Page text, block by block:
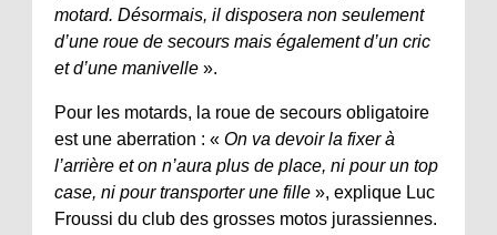
motard. Désormais, il disposera non seulement
d’une roue de secours mais également d’un cric
et d’une manivelle ».
Pour les motards, la roue de secours obligatoire
est une aberration : « On va devoir la fixer à
l’arrière et on n’aura plus de place, ni pour un top
case, ni pour transporter une fille », explique Luc
Froussi du club des grosses motos jurassiennes.